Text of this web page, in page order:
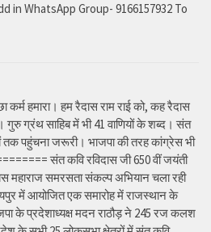
in WhatsApp Group- 9166157932 To
हमारा। हम रैदास राम राई को, कह रैदास
गुरु ग्रंथ साहिब में भी 41 वाणियों के शब्द। संत
तक पहुंचना जरूरी। भाजपा की तरह कांग्रेस भी
संत कवि रविदास जी 650 वीं जयंती
महाराज समरसता संकल्प अभियान चला रही
में आयोजित एक समारोह में राजस्थान के
के प्रदेशाध्यक्ष मदन राठौड़ ने 245 रज कलश